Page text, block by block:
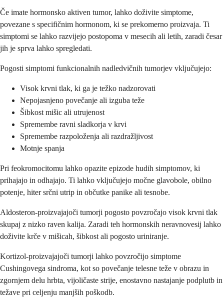
Če imate hormonsko aktiven tumor, lahko doživite simptome,
povezane s specifičnim hormonom, ki se prekomerno proizvaja. Ti
simptomi se lahko razvijejo postopoma v mesecih ali letih, zaradi česar
jih je sprva lahko spregledati.
Pogosti simptomi funkcionalnih nadledvičnih tumorjev vključujejo:
Visok krvni tlak, ki ga je težko nadzorovati
Nepojasnjeno povečanje ali izguba teže
Šibkost mišic ali utrujenost
Spremembe ravni sladkorja v krvi
Spremembe razpoloženja ali razdražljivost
Motnje spanja
Pri feokromocitomu lahko opazite epizode hudih simptomov, ki
prihajajo in odhajajo. Ti lahko vključujejo močne glavobole, obilno
potenje, hiter srčni utrip in občutke panike ali tesnobe.
Aldosteron-proizvajajoči tumorji pogosto povzročajo visok krvni tlak
skupaj z nizko raven kalija. Zaradi teh hormonskih neravnovesij lahko
doživite krče v mišicah, šibkost ali pogosto uriniranje.
Kortizol-proizvajajoči tumorji lahko povzročijo simptome
Cushingovega sindroma, kot so povečanje telesne teže v obrazu in
zgornjem delu hrbta, vijoličaste strije, enostavno nastajanje podplutb in
težave pri celjenju manjših poškodb.